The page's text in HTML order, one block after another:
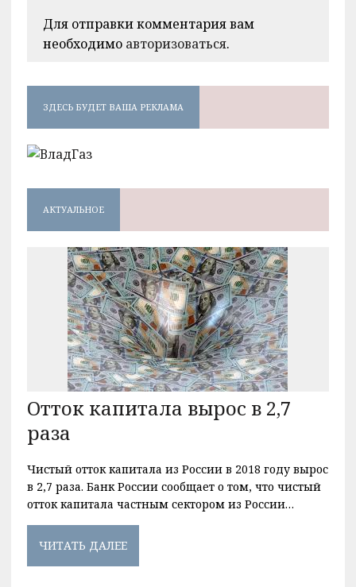
Для отправки комментария вам
необходимо авторизоваться.
ЗДЕСЬ БУДЕТ ВАША РЕКЛАМА
АКТУАЛЬНОЕ
Отток капитала вырос в 2,7
раза
Чистый отток капитала из России в 2018 году вырос
в 2,7 раза. Банк России сообщает о том, что чистый
отток капитала частным сектором из России…
ЧИТАТЬ ДАЛЕЕ